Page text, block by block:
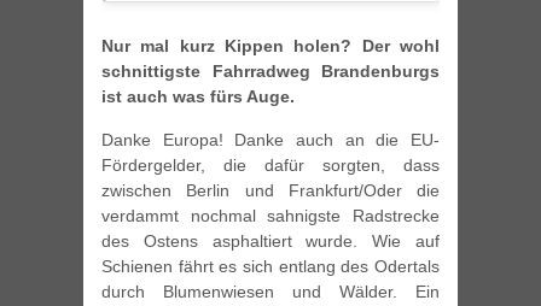
Nur mal kurz Kippen holen? Der wohl
schnittigste Fahrradweg Brandenburgs
ist auch was fürs Auge.
Danke Europa! Danke auch an die EU-
Fördergelder, die dafür sorgten, dass
zwischen Berlin und Frankfurt/Oder die
verdammt nochmal sahnigste Radstrecke
des Ostens asphaltiert wurde. Wie auf
Schienen fährt es sich entlang des Odertals
durch Blumenwiesen und Wälder. Ein